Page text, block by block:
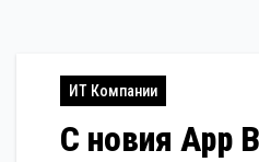
ИТ Компании
С новия App